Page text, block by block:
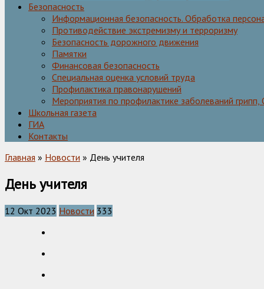
Безопасность
Информационная безопасность. Обработка
Противодействие экстремизму и терроризму
Безопасность дорожного движения
Памятки
Финансовая безопасность
Специальная оценка условий труда
Профилактика правонарушений
Мероприятия по профилактике заболеваний
Школьная газета
ГИА
Контакты
Главная » Новости » День учителя
День учителя
12 Окт 2023 Новости 333